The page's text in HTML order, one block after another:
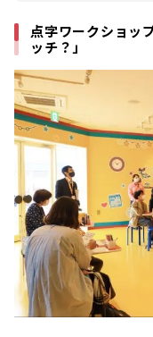
点字ワークショッ
ッチ？」